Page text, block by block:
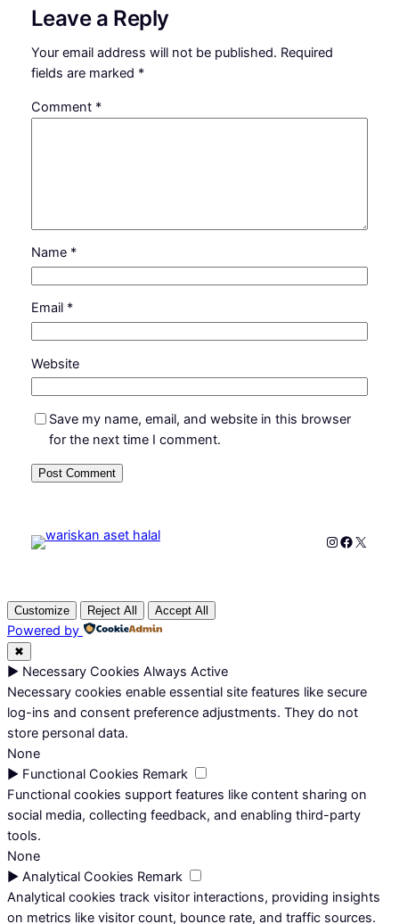
Leave a Reply
Your email address will not be published. Required
fields are marked *
Comment *
Name *
Email *
Website
Save my name, email, and website in this browser
for the next time I comment.
Instagram
X
Customize Reject All Accept All
Powered by
✖
► Necessary Cookies Always Active
Necessary cookies enable essential site features like secure
log-ins and consent preference adjustments. They do not
store personal data.
None
► Functional Cookies Remark
Functional cookies support features like content sharing on
social media, collecting feedback, and enabling third-party
tools.
None
► Analytical Cookies Remark
Analytical cookies track visitor interactions, providing insights
on metrics like visitor count, bounce rate, and traffic sources.